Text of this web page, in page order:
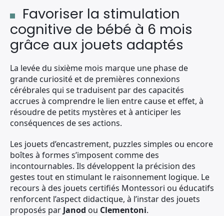
Favoriser la stimulation
cognitive de bébé à 6 mois
grâce aux jouets adaptés
La levée du sixième mois marque une phase de
grande curiosité et de premières connexions
cérébrales qui se traduisent par des capacités
accrues à comprendre le lien entre cause et effet, à
résoudre de petits mystères et à anticiper les
conséquences de ses actions.
Les jouets d’encastrement, puzzles simples ou encore
boîtes à formes s’imposent comme des
incontournables. Ils développent la précision des
gestes tout en stimulant le raisonnement logique. Le
recours à des jouets certifiés Montessori ou éducatifs
renforcent l’aspect didactique, à l’instar des jouets
proposés par Janod ou Clementoni.